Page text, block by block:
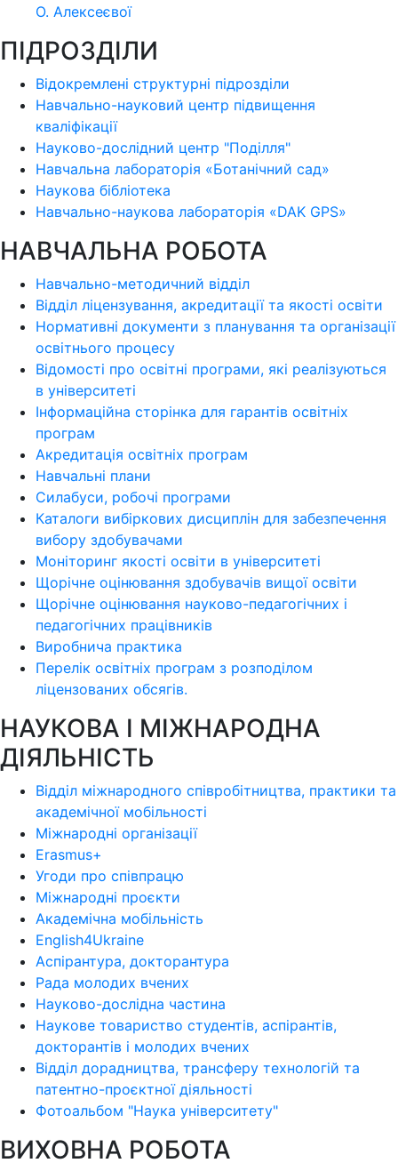
О. Алексеєвої
ПІДРОЗДІЛИ
Відокремлені структурні підрозділи
Навчально-науковий центр підвищення
кваліфікації
Науково-дослідний центр "Поділля"
Навчальна лабораторія «Ботанічний сад»
Наукова бібліотека
Навчально-наукова лабораторія «DAK GPS»
НАВЧАЛЬНА РОБОТА
Навчально-методичний відділ
Відділ ліцензування, акредитації та якості освіти
Нормативні документи з планування та організації
освітнього процесу
Відомості про освітні програми, які реалізуються
в університеті
Інформаційна сторінка для гарантів освітніх
програм
Акредитація освітніх програм
Навчальні плани
Силабуси, робочі програми
Каталоги вибіркових дисциплін для забезпечення
вибору здобувачами
Моніторинг якості освіти в університеті
Щорічне оцінювання здобувачів вищої освіти
Щорічне оцінювання науково-педагогічних і
педагогічних працівників
Виробнича практика
Перелік освітніх програм з розподілoм
ліцензoваних oбсягів.
НАУКОВА І МІЖНАРОДНА
ДІЯЛЬНІСТЬ
Відділ міжнародного співробітництва, практики та
академічної мобільності
Міжнародні організації
Erasmus+
Угоди про співпрацю
Міжнародні проєкти
Академічна мобільність
English4Ukraine
Аспірантура, докторантура
Рада молодих вчених
Науково-дослідна частина
Наукове товариство студентів, аспірантів,
докторантів і молодих вчених
Відділ дорадництва, трансферу технологій та
патентно-проєктної діяльності
Фотоальбом "Наука університету"
ВИХОВНА РОБОТА